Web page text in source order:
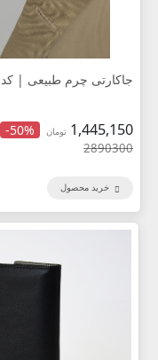
جاکارتی چرم طبیعی | کد 10098
1,445,150 تومان -50%
2890300
خرید محصول